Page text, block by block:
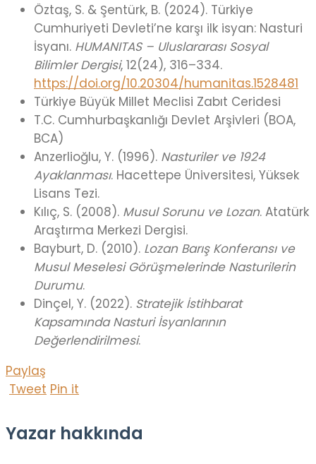
Öztaş, S. & Şentürk, B. (2024). Türkiye
Cumhuriyeti Devleti’ne karşı ilk isyan: Nasturi
İsyanı. HUMANITAS – Uluslararası Sosyal
Bilimler Dergisi, 12(24), 316–334.
https://doi.org/10.20304/humanitas.1528481
Türkiye Büyük Millet Meclisi Zabıt Ceridesi
T.C. Cumhurbaşkanlığı Devlet Arşivleri (BOA,
BCA)
Anzerlioğlu, Y. (1996). Nasturiler ve 1924
Ayaklanması. Hacettepe Üniversitesi, Yüksek
Lisans Tezi.
Kılıç, S. (2008). Musul Sorunu ve Lozan. Atatürk
Araştırma Merkezi Dergisi.
Bayburt, D. (2010). Lozan Barış Konferansı ve
Musul Meselesi Görüşmelerinde Nasturilerin
Durumu.
Dinçel, Y. (2022). Stratejik İstihbarat
Kapsamında Nasturi İsyanlarının
Değerlendirilmesi.
Paylaş
Tweet Pin it
Yazar hakkında